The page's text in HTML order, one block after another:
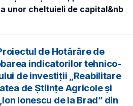
unor cheltuieli de capital&nb
de Hotărâre de
indicatorilor tehnico-
de investiţii „Reabilitare
de Științe Agricole și
Ionescu de la Brad” din